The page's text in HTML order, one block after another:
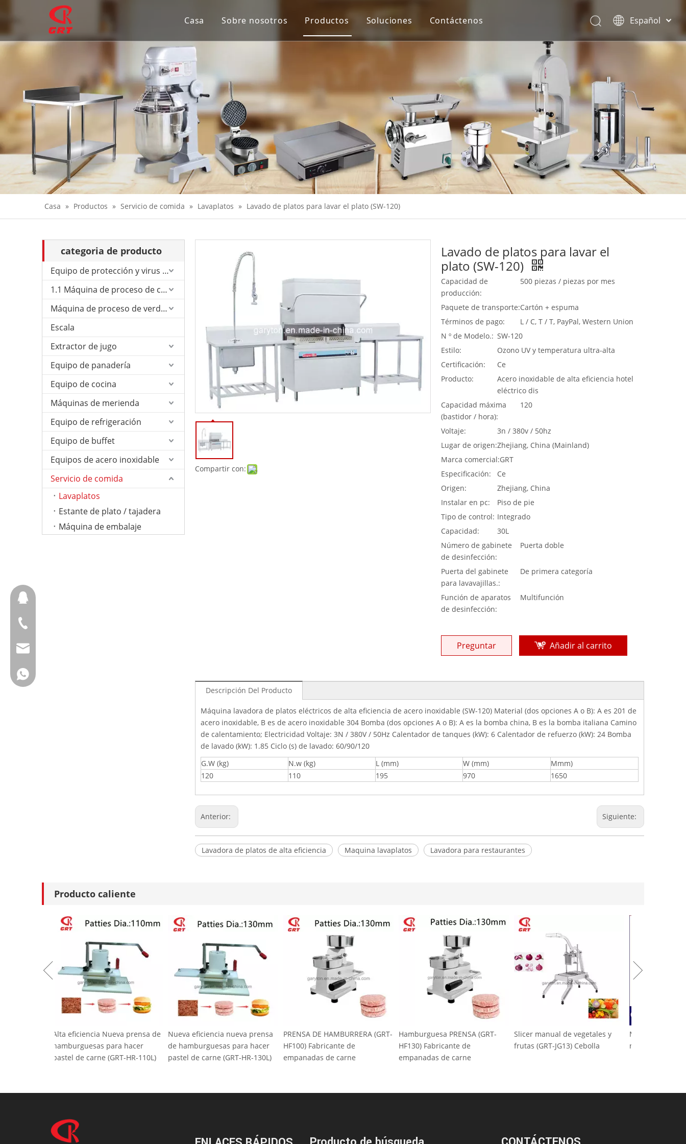
Casa Sobre nosotros Productos
Equipo de protección y virus de Corona.
Extractor de jugo
Equipo de panadería
Equipo de cocina
Máquinas de merienda
Servicio de comida
Soluciones Contáctenos
Español
English
Casa » Productos » Servicio de comida » Lavaplatos » Lavado de platos para lavar el plato (SW-120)
categoria de producto
Equipo de protección y virus de Corona.
1.1 Máquina de proceso de carne
Máquina de proceso de verduras
Escala
Extractor de jugo
Equipo de panadería
Equipo de cocina
Máquinas de merienda
Equipo de refrigeración
Equipo de buffet
Equipos de acero inoxidable
Servicio de comida
Lavaplatos
Estante de plato / tajadera
Máquina de embalaje
Compartir con:
Lavado de platos para lavar el
plato (SW-120)
Capacidad de
producción:
500 piezas / piezas por mes
Paquete de transporte:Cartón + espuma
Términos de pago:
L / C, T / T, PayPal, Western Union
N º de Modelo.: SW-120
Estilo:
Ozono UV y temperatura ultra-alta
Certificación:
Ce
Producto:
Acero inoxidable de alta eficiencia hotel
eléctrico dis
Capacidad máxima
(bastidor / hora):
120
Voltaje:
3n / 380v / 50hz
Lugar de origen:Zhejiang, China (Mainland)
Marca comercial:GRT
Especificación:
Ce
Origen:
Zhejiang, China
Instalar en pc:
Piso de pie
Tipo de control: Integrado
Capacidad:
30L
Número de gabinete
de desinfección:
Puerta doble
Puerta del gabinete
para lavavajillas.:
De primera categoría
Función de aparatos
de desinfección:
Multifunción
Preguntar Añadir al carrito
Descripción Del Producto
Máquina lavadora de platos eléctricos de alta eficiencia de acero inoxidable (SW-120) Material (dos opciones A o B): A es 201 de
acero inoxidable, B es de acero inoxidable 304 Bomba (dos opciones A o B): A es la bomba china, B es la bomba italiana Camino
de calentamiento; Electricidad Voltaje: 3N / 380V / 50Hz Calentador de tanques (kW): 6 Calentador de refuerzo (kW): 24 Bomba
de lavado (kW): 1.85 Ciclo (s) de lavado: 60/90/120
G.W (kg)
N.w (kg) L (mm) W (mm)
Mmm)
120
110 195 970 1650
Anterior: Siguiente:
Lavadora de platos de alta eficiencia Maquina lavaplatos Lavadora para restaurantes
Producto caliente
Alta eficiencia Nueva prensa de
hamburguesas para hacer
pastel de carne (GRT-HR-110L)
Nueva eficiencia nueva prensa
de hamburguesas para hacer
pastel de carne (GRT-HR-130L)
PRENSA DE HAMBURRERA (GRT-
HF100) Fabricante de
empanadas de carne
Hamburguesa PRENSA (GRT-
HF130) Fabricante de
empanadas de carne
Slicer manual de vegetales y
frutas (GRT-JG13) Cebolla